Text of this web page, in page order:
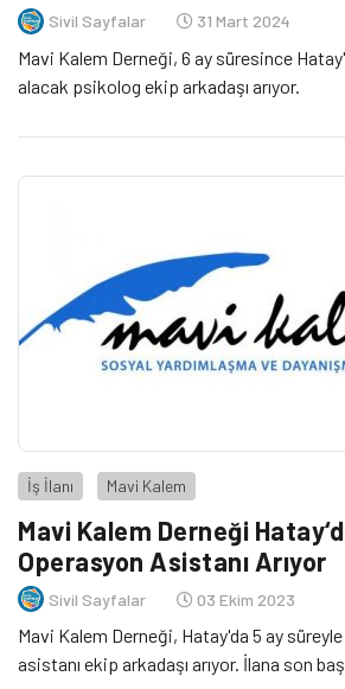
Sivil Sayfalar 31 Mart 2024
Mavi Kalem Derneği, 6 ay süresince
alacak psikolog ekip arkadaşı arıyor.
İş İlanı Mavi Kalem
Mavi Kalem Derneği
Operasyon Asistanı Arıyor
Sivil Sayfalar 03 Ekim 2023
Mavi Kalem Derneği, Hatay'da 5 ay
asistanı ekip arkadaşı arıyor. İlana son